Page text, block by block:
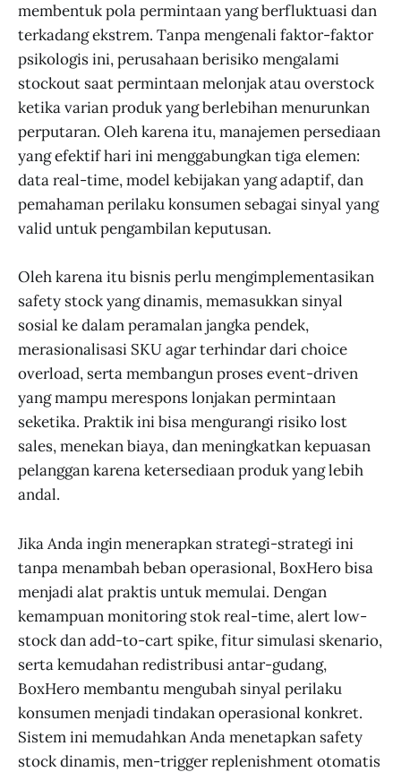
membentuk pola permintaan yang berfluktuasi dan
terkadang ekstrem. Tanpa mengenali faktor-faktor
psikologis ini, perusahaan berisiko mengalami
stockout saat permintaan melonjak atau overstock
ketika varian produk yang berlebihan menurunkan
perputaran. Oleh karena itu, manajemen persediaan
yang efektif hari ini menggabungkan tiga elemen:
data real-time, model kebijakan yang adaptif, dan
pemahaman perilaku konsumen sebagai sinyal yang
valid untuk pengambilan keputusan.
Oleh karena itu bisnis perlu mengimplementasikan
safety stock yang dinamis, memasukkan sinyal
sosial ke dalam peramalan jangka pendek,
merasionalisasi SKU agar terhindar dari choice
overload, serta membangun proses event-driven
yang mampu merespons lonjakan permintaan
seketika. Praktik ini bisa mengurangi risiko lost
sales, menekan biaya, dan meningkatkan kepuasan
pelanggan karena ketersediaan produk yang lebih
andal.
Jika Anda ingin menerapkan strategi-strategi ini
tanpa menambah beban operasional, BoxHero bisa
menjadi alat praktis untuk memulai. Dengan
kemampuan monitoring stok real-time, alert low-
stock dan add-to-cart spike, fitur simulasi skenario,
serta kemudahan redistribusi antar-gudang,
BoxHero membantu mengubah sinyal perilaku
konsumen menjadi tindakan operasional konkret.
Sistem ini memudahkan Anda menetapkan safety
stock dinamis, men-trigger replenishment otomatis